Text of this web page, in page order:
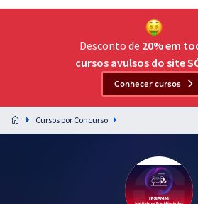
Assinatura OAB Até Passar
Acesso ilimitado a toda preparação para o Exame
Preparação completa e intensiva para as
residências em saúde do Brasil
Desconto de 20% em
cursos avulsos do site
Conhecer cursos
Cursos por Concurso